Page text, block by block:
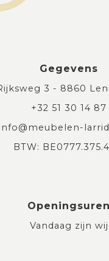
Gegevens
3 - 8860
+32 51 30 14 87
info@meubelen-
BTW:
Openingsuren
Vandaag zijn wij